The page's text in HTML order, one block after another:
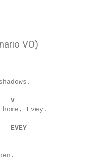
VO)
V
home, Evey.
EVEY